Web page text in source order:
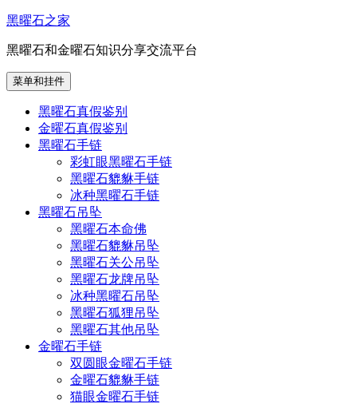
跳
内
容
黑曜石之家
黑曜石和金曜石知识分享交流平台
菜单和挂件
黑曜石真假鉴别
金曜石真假鉴别
黑曜石手链
彩虹眼黑曜石手链
黑曜石貔貅手链
冰种黑曜石手链
黑曜石吊坠
黑曜石本命佛
黑曜石貔貅吊坠
黑曜石关公吊坠
黑曜石龙牌吊坠
冰种黑曜石吊坠
黑曜石狐狸吊坠
黑曜石其他吊坠
金曜石手链
双圆眼金曜石手链
金曜石貔貅手链
猫眼金曜石手链